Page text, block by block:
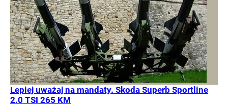
Lepiej uważaj na mandaty. Skoda Superb Sportline
2.0 TSI 265 KM